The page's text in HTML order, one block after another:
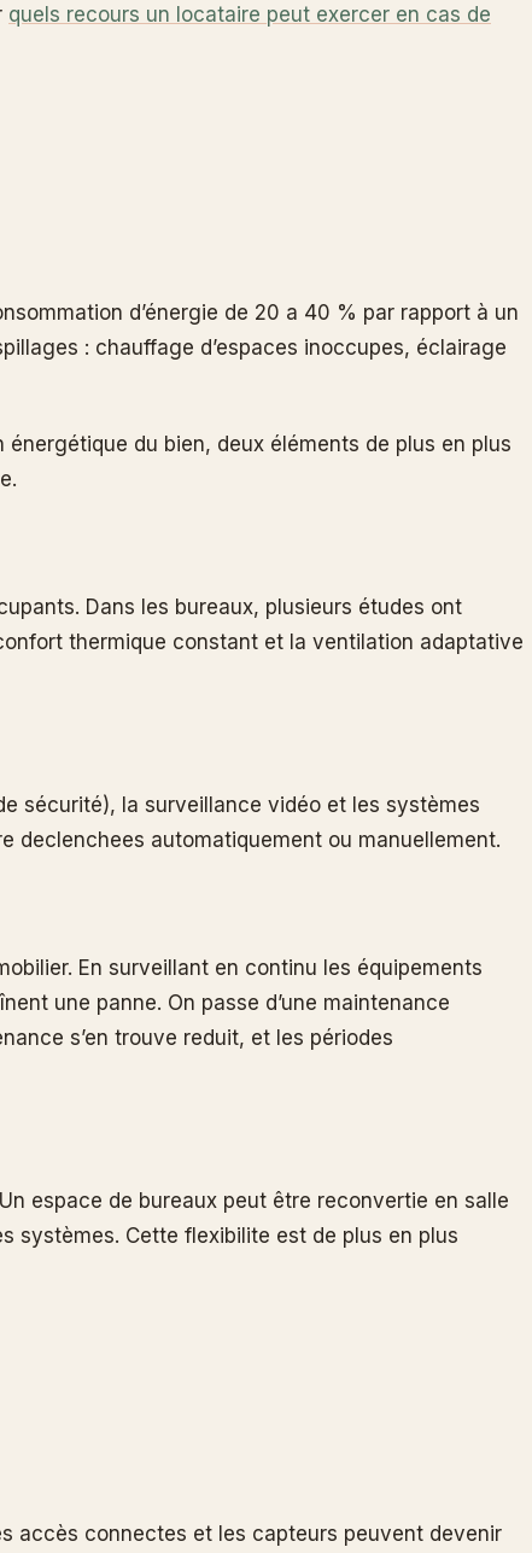
quels recours un locataire peut exercer en cas de
d’énergie de 20 a 40 % par rapport à un
: chauffage d’espaces inoccupes, éclairage
du bien, deux éléments de plus en plus
Dans les bureaux, plusieurs études ont
thermique constant et la ventilation adaptative
sécurité), la surveillance vidéo et les systèmes
declenchees automatiquement ou manuellement.
En surveillant en continu les équipements
une panne. On passe d’une maintenance
s’en trouve reduit, et les périodes
espace de bureaux peut être reconvertie en salle
systèmes. Cette flexibilite est de plus en plus
accès connectes et les capteurs peuvent devenir